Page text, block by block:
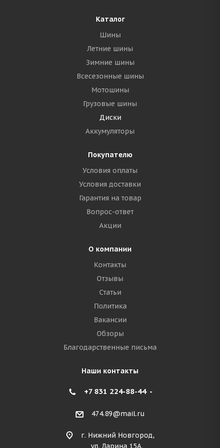
Каталог
Шины
Летние шины
Зимние шины
Всесезонные шины
Мотошины
Грузовые шины
Диски
Аккумуляторы
Покупателю
Условия оплаты
Условия доставки
Гарантия на товар
Вопрос-ответ
Акции
О компании
Контакты
Отзывы
Статьи
Политика
Вакансии
Обзоры
Благодарственные письма
Наши контакты
+7 831 224-88-44
474.89@mail.ru
г. Нижний Новгород,
ул. Ларина 15А.